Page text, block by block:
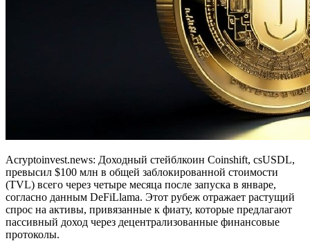
Acryptoinvest.news: Доходный стейблкоин Coinshift, csUSDL,
превысил $100 млн в общей заблокированной стоимости
(TVL) всего через четыре месяца после запуска в январе,
согласно данным DeFiLlama. Этот рубеж отражает растущий
спрос на активы, привязанные к фиату, которые предлагают
пассивный доход через децентрализованные финансовые
протоколы.